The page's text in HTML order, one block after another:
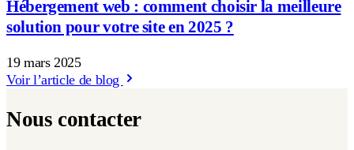
Hébergement web : comment choisir la meilleure
solution pour votre site en 2025 ?
19 mars 2025
Voir l’article de blog
Nous contacter